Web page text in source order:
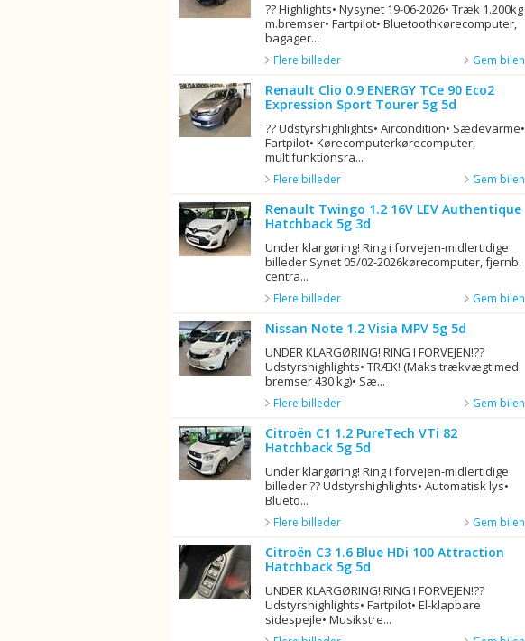
?? Highlights• Nysynet 19-06-2026• Træk 1.200kg
m.bremser• Fartpilot• Bluetoothkørecomputer,
bagager...
Gem bilen
Flere billeder
Renault Clio 0.9 ENERGY TCe 90 Eco2
Expression Sport Tourer 5g 5d
?? Udstyrshighlights• Aircondition• Sædevarme•
Fartpilot• Kørecomputerkørecomputer,
multifunktionsra...
Gem bilen
Flere billeder
Renault Twingo 1.2 16V LEV Authentique
Hatchback 5g 3d
Under klargøring! Ring i forvejen-midlertidige
billeder Synet 05/02-2026kørecomputer, fjernb.
centra...
Gem bilen
Flere billeder
Nissan Note 1.2 Visia MPV 5g 5d
UNDER KLARGØRING! RING I FORVEJEN!??
Udstyrshighlights• TRÆK! (Maks trækvægt med
bremser 430 kg)• Sæ...
Gem bilen
Flere billeder
Citroën C1 1.2 PureTech VTi 82
Hatchback 5g 5d
Under klargøring! Ring i forvejen-midlertidige
billeder ?? Udstyrshighlights• Automatisk lys•
Blueto...
Gem bilen
Flere billeder
Citroën C3 1.6 Blue HDi 100 Attraction
Hatchback 5g 5d
UNDER KLARGØRING! RING I FORVEJEN!??
Udstyrshighlights• Fartpilot• El-klapbare
sidespejle• Musikstre...